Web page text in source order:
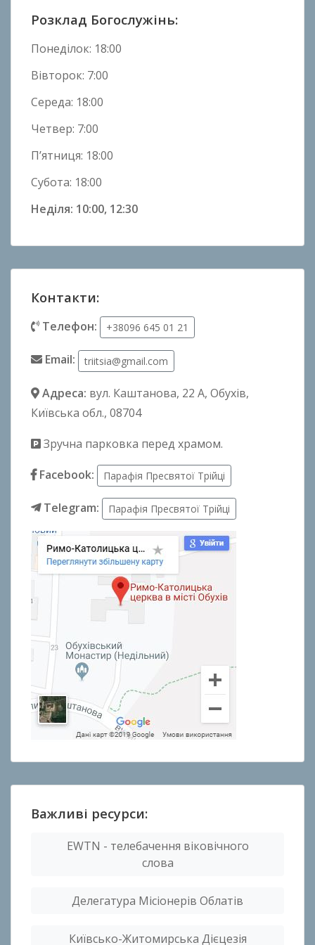
н
и
Розклад Богослужінь:
Понеділок: 18:00
Вівторок: 7:00
Середа: 18:00
Четвер: 7:00
П’ятниця: 18:00
Субота: 18:00
Неділя: 10:00, 12:30
Контакти:
Телефон: +38096 645 01 21
Email: triitsia@gmail.com
Адреса: вул. Каштанова, 22 А, Обухів,
Київська обл., 08704
Зручна парковка перед храмом.
Facebook:
Парафія Пресвятої Трійці
Telegram: Парафія Пресвятої Трійці
Важливі ресурси:
EWTN - телебачення віковічного
слова
Делегатура Місіонерів Облатів
Київсько-Житомирська Дієцезія